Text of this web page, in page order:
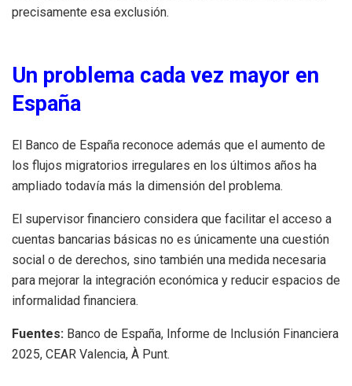
precisamente esa exclusión.
Un problema cada vez mayor en
España
El Banco de España reconoce además que el aumento de
los flujos migratorios irregulares en los últimos años ha
ampliado todavía más la dimensión del problema.
El supervisor financiero considera que facilitar el acceso a
cuentas bancarias básicas no es únicamente una cuestión
social o de derechos, sino también una medida necesaria
para mejorar la integración económica y reducir espacios de
informalidad financiera.
Fuentes: Banco de España, Informe de Inclusión Financiera
2025, CEAR Valencia, À Punt.